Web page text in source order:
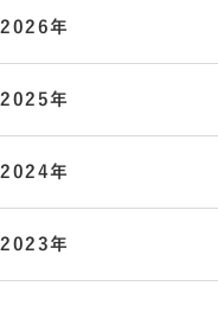
2026年
2025年
2024年
2023年